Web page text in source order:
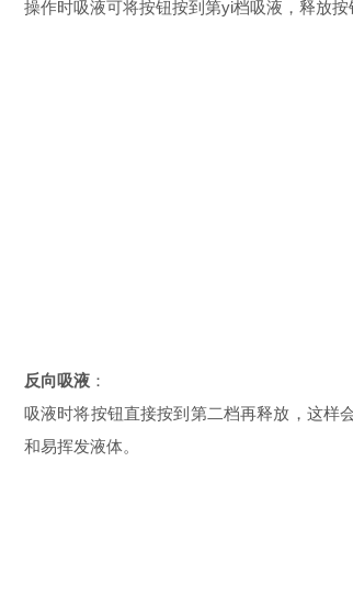
操作时吸液可将按钮按到第yi档吸液，释放
反向吸液 ：
吸液时将按钮直接按到第二档再释放，这样
和易挥发液体。